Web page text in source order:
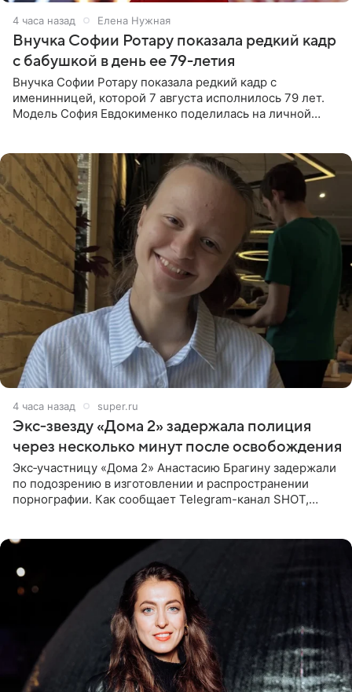
4 часа назад Елена Нужная
Внучка Софии Ротару показала редкий кадр
с бабушкой в день ее 79-летия
Внучка Софии Ротару показала редкий кадр с
именинницей, которой 7 августа исполнилось 79 лет.
Модель София Евдокименко поделилась на личной
4 часа назад super.ru
Экс‑звезду «Дома 2» задержала полиция
через несколько минут после освобождения
Экс‑участницу «Дома 2» Анастасию Брагину задержали
по подозрению в изготовлении и распространении
порнографии. Как сообщает Telegram-канал SHOT,